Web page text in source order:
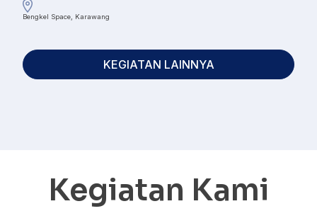
Bengkel Space, Karawang
KEGIATAN LAINNYA
Kegiatan Kami